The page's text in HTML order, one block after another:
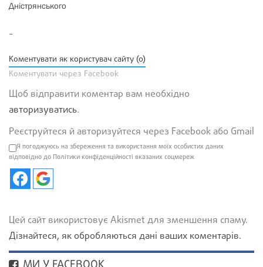
Дністрянського
-
Коментувати як користувач сайту (0)
Коментувати через Facebook
Щоб відправити коментар вам необхідно
авторизуватись.
Реєструйтеся й авторизуйтеся через Facebook або Gmail
Я погоджуюсь на збереження та використання моїх особистих даних
відповідно до Політики конфіденційності вказаних соцмереж
Цей сайт використовує Akismet для зменшення спаму.
Дізнайтеся, як обробляються дані ваших коментарів.